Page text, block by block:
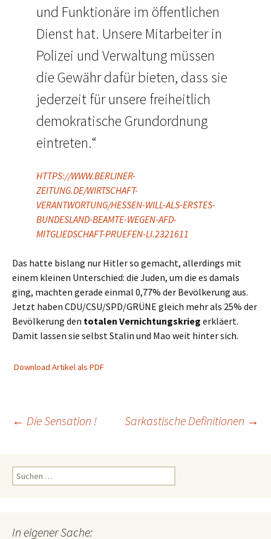
und Funktionäre im öffentlichen
Dienst hat. Unsere Mitarbeiter in
Polizei und Verwaltung müssen
die Gewähr dafür bieten, dass sie
jederzeit für unsere freiheitlich
demokratische Grundordnung
eintreten.“
HTTPS://WWW.BERLINER-
ZEITUNG.DE/WIRTSCHAFT-
VERANTWORTUNG/HESSEN-WILL-ALS-ERSTES-
BUNDESLAND-BEAMTE-WEGEN-AFD-
MITGLIEDSCHAFT-PRUEFEN-LI.2321611
Das hatte bislang nur Hitler so gemacht, allerdings mit
einem kleinen Unterschied: die Juden, um die es damals
ging, machten gerade einmal 0,77% der Bevölkerung aus.
Jetzt haben CDU/CSU/SPD/GRÜNE gleich mehr als 25% der
Bevölkerung den totalen Vernichtungskrieg erkläert.
Damit lassen sie selbst Stalin und Mao weit hinter sich.
Download Artikel als PDF
Beitragsnavigation
← Die Sensation ! Sarkastische Definitionen →
Suchen
nach:
In eigener Sache: